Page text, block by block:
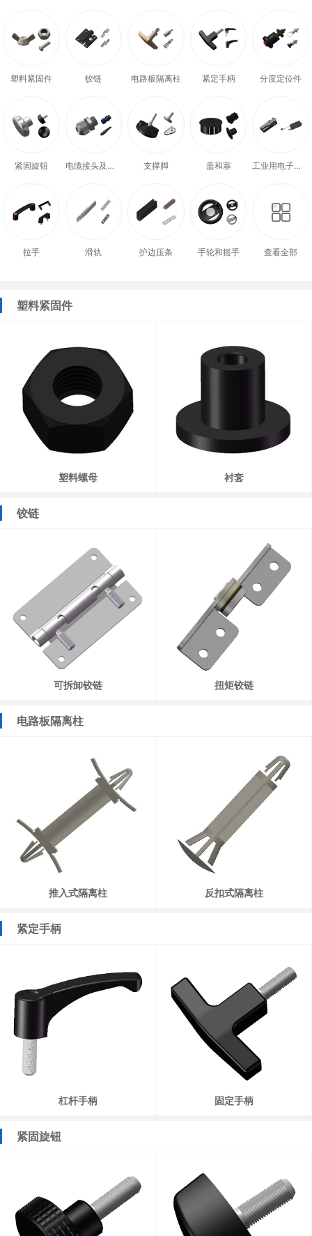
塑料紧固件 铰链 电路板隔离柱 紧定手柄 分度定位件
紧固旋钮 电缆接头及配件 支撑脚 盖和塞 工业用电子式门锁
拉手 滑轨 护边压条 手轮和摇手 查看全部
塑料紧固件
塑料螺母 衬套
铰链
可拆卸铰链 扭矩铰链
电路板隔离柱
推入式隔离柱 反扣式隔离柱
紧定手柄
杠杆手柄 固定手柄
紧固旋钮